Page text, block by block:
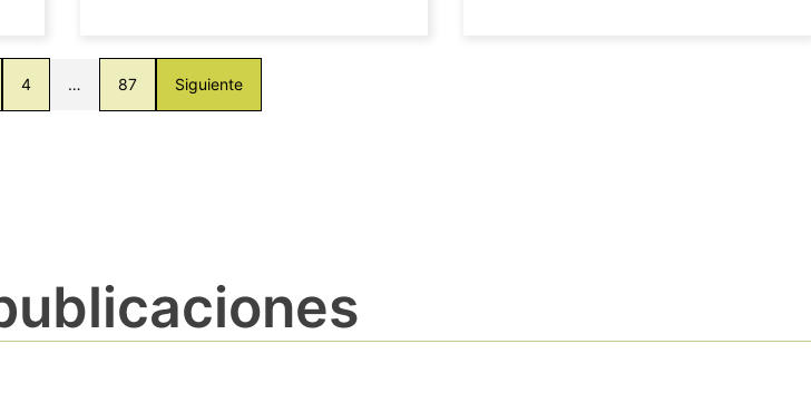
4 … 87 Siguiente